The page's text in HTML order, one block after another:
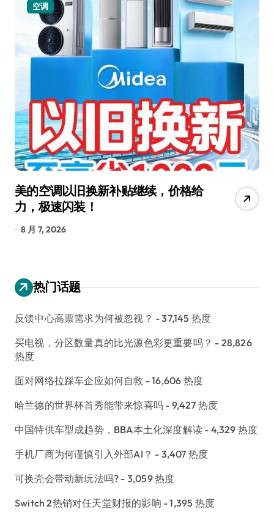
空调
美的空调以旧换新补贴继续，价格给
力，极速闪装！
8 月 7, 2026
热门话题
反馈中心高票需求为何被忽视？ - 37,145 热度
买电视，分区数量真的比光源色彩更重要吗？ - 28,826
热度
面对网络拉踩车企应如何自救 - 16,606 热度
哈兰德的世界杯首秀能带来惊喜吗 - 9,427 热度
中国特供车型成趋势，BBA本土化深度解读 - 4,329 热度
手机厂商为何谨慎引入外部AI？ - 3,407 热度
可换壳会带动新玩法吗? - 3,059 热度
Switch 2热销对任天堂财报的影响 - 1,395 热度